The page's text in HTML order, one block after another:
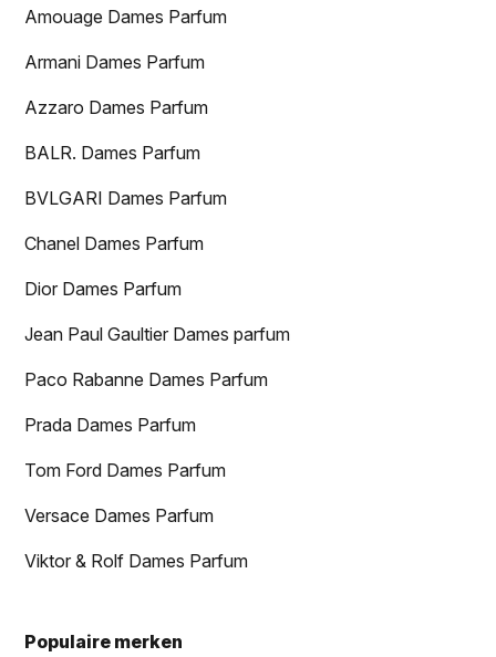
Amouage Dames Parfum
Armani Dames Parfum
Azzaro Dames Parfum
BALR. Dames Parfum
BVLGARI Dames Parfum
Chanel Dames Parfum
Dior Dames Parfum
Jean Paul Gaultier Dames parfum
Paco Rabanne Dames Parfum
Prada Dames Parfum
Tom Ford Dames Parfum
Versace Dames Parfum
Viktor & Rolf Dames Parfum
Populaire merken